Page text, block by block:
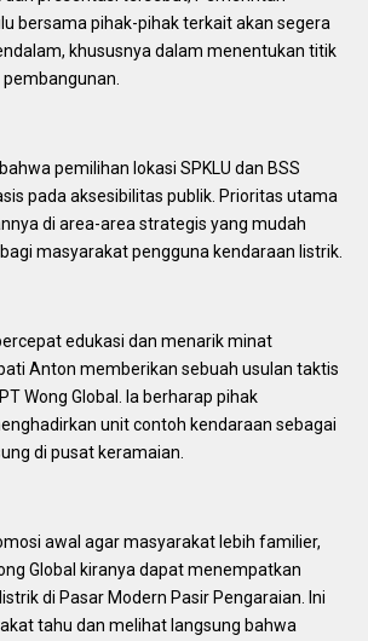
bersama pihak-pihak terkait akan segera
khususnya dalam menentukan titik
pemilihan lokasi SPKLU dan BSS
pada aksesibilitas publik. Prioritas utama
di area-area strategis yang mudah
masyarakat pengguna kendaraan listrik.
edukasi dan menarik minat
Anton memberikan sebuah usulan taktis
Wong Global. Ia berharap pihak
unit contoh kendaraan sebagai
di pusat keramaian.
awal agar masyarakat lebih familier,
Global kiranya dapat menempatkan
di Pasar Modern Pasir Pengaraian. Ini
tahu dan melihat langsung bahwa